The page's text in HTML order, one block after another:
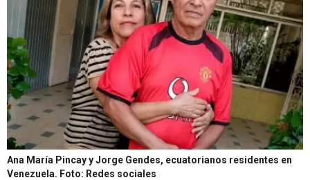
Ana María Pincay y Jorge Gendes, ecuatorianos residentes en
Venezuela. Foto: Redes sociales